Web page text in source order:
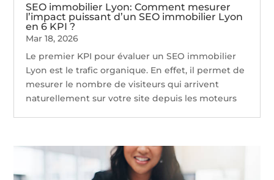
SEO immobilier Lyon: Comment mesurer
l’impact puissant d’un SEO immobilier Lyon
en 6 KPI ?
Mar 18, 2026
Le premier KPI pour évaluer un SEO immobilier
Lyon est le trafic organique. En effet, il permet de
mesurer le nombre de visiteurs qui arrivent
naturellement sur votre site depuis les moteurs